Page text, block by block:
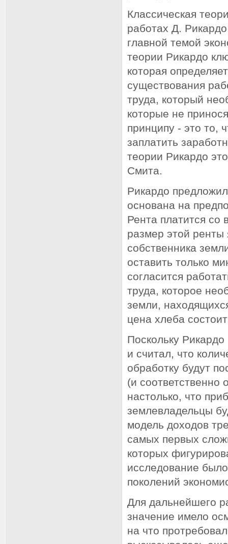
Классическая
работах Д.
главной темой
теории Рикардо
которая
существования
труда, который
которые не
принципу - это то,
заплатить
теории Рикардо
Смита.
Рикардо
основана на
Рента платится со
размер этой ренты
собственника
оставить только
согласится
труда, которое
земли,
цена хлеба
Поскольку
и считал, что
обработку будут
(и соответственно
настолько, что
землевладельцы
модель доходов
самых первых
которых
исследование
поколений
Для дальнейшего
значение имело
на что